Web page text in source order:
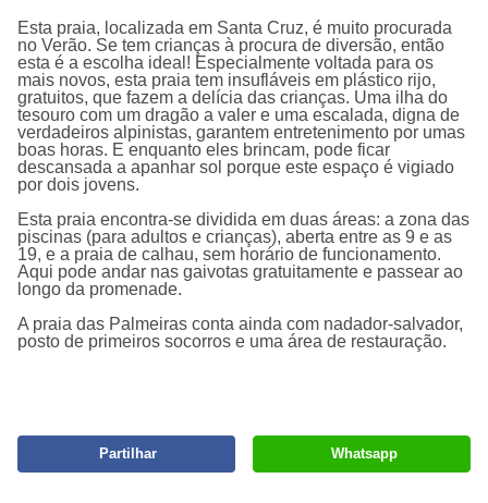
Esta praia, localizada em Santa Cruz, é muito procurada
no Verão. Se tem crianças à procura de diversão, então
esta é a escolha ideal! Especialmente voltada para os
mais novos, esta praia tem insufláveis em plástico rijo,
gratuitos, que fazem a delícia das crianças. Uma ilha do
tesouro com um dragão a valer e uma escalada, digna de
verdadeiros alpinistas, garantem entretenimento por umas
boas horas. E enquanto eles brincam, pode ficar
descansada a apanhar sol porque este espaço é vigiado
por dois jovens.
Esta praia encontra-se dividida em duas áreas: a zona das
piscinas (para adultos e crianças), aberta entre as 9 e as
19, e a praia de calhau, sem horário de funcionamento.
Aqui pode andar nas gaivotas gratuitamente e passear ao
longo da promenade.
A praia das Palmeiras conta ainda com nadador-salvador,
posto de primeiros socorros e uma área de restauração.
Whatsapp
Partilhar